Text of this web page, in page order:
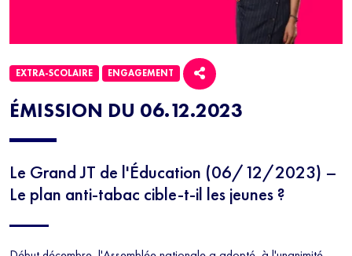
ÉMISSION DU 06.12.2023
Le Grand JT de l'Éducation (06/12/2023) –
Le plan anti-tabac cible-t-il les jeunes ?
EXTRA-SCOLAIRE ENGAGEMENT
NEWSLETTER
moins de 5 minutes.En renseignant votre email, vous acceptez de